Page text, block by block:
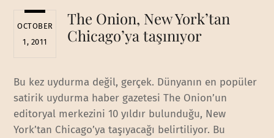
OCTOBER
1, 2011
The Onion, New York’tan
Chicago’ya taşınıyor
Bu kez uydurma değil, gerçek. Dünyanın en popüler
satirik uydurma haber gazetesi The Onion’un
editoryal merkezini 10 yıldır bulunduğu, New
York’tan Chicago’ya taşıyacağı belirtiliyor. Bu